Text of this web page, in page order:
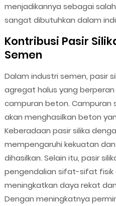
menjadikannya sebagai
sangat dibutuhkan dalam
Kontribusi Pasir
Semen
Dalam industri semen, pasir
agregat halus yang
campuran beton. Campuran
akan menghasilkan beton
Keberadaan pasir silika
mempengaruhi kekuatan
dihasilkan. Selain itu, pasir
pengendalian sifat-sifat fisik
meningkatkan daya rekat
Dengan meningkatnya